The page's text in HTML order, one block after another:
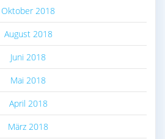
Oktober 2018
August 2018
Juni 2018
Mai 2018
April 2018
März 2018